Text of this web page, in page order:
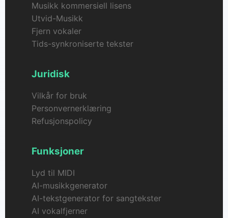
Musikk kommersiell lisens
Utvid-Musikk
Fjern vokaler
Tids-synkroniserte tekster
Juridisk
Vilkår for bruk
Personvernerklæring
Refusjonspolicy
Funksjoner
Lyd til MIDI
AI-musikkgenerator
AI-tekstgenerator for sangtekster
AI vokalfjerner